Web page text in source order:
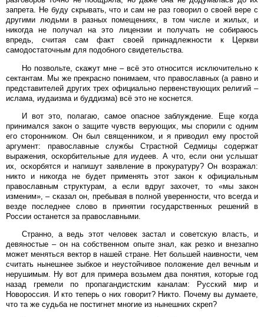
запрета. Не буду скрывать, что и сам не раз говорил о своей вере с
другими людьми в разных помещениях, в том числе и жилых, и
никогда не получал на это лицензии и получать не собираюсь
впредь, считая сам факт своей принадлежности к Церкви
самодостаточным для подобного свидетельства.
Но позвольте, скажут мне – всё это относится исключительно к
сектантам. Мы же прекрасно понимаем, что православных (а равно и
представителей других трех официально первенствующих религий –
ислама, иудаизма и буддизма) всё это не коснется.
И вот это, полагаю, самое опасное заблуждение. Еще когда
принимался закон о защите чувств верующих, мы спорили с одним
его сторонником. Он был священником, и я приводил ему простой
аргумент: православные службы Страстной Седмицы содержат
выражения, оскорбительные для иудеев. А что, если они услышат
их, оскорбятся и напишут заявление в прокуратуру? Он возражал:
никто и никогда не будет применять этот закон к официальным
православным структурам, а если вдруг захочет, то «мы закон
изменим», – сказал он, пребывая в полной уверенности, что всегда и
везде последнее слово в принятии государственных решений в
России останется за православными.
Странно, а ведь этот человек застал и советскую власть, и
девяностые – он на собственном опыте знал, как резко и внезапно
может меняться вектор в нашей стране. Нет большей наивности, чем
считать нынешнее зыбкое и неустойчивое положение дел вечным и
нерушимым. Ну вот для примера возьмем два понятия, которые год
назад гремели по пропагандистским каналам: Русский мир и
Новороссия. И кто теперь о них говорит? Никто. Почему вы думаете,
что та же судьба не постигнет многие из нынешних скреп?